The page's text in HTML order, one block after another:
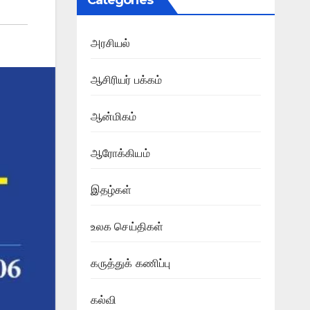
அரசியல்
ஆசிரியர் பக்கம்
ஆன்மிகம்
ஆரோக்கியம்
இதழ்கள்
உலக செய்திகள்
கருத்துக் கணிப்பு
கல்வி